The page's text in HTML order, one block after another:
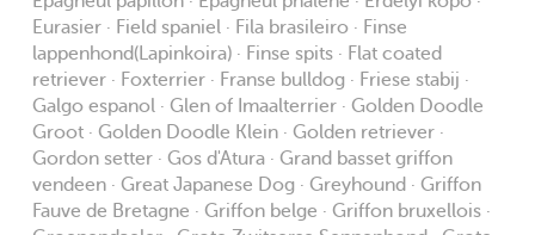
Eurasier · Field spaniel · Fila brasileiro · Finse
lappenhond(Lapinkoira) · Finse spits · Flat coated
retriever · Foxterrier · Franse bulldog · Friese stabij ·
Galgo espanol · Glen of Imaalterrier · Golden Doodle
Groot · Golden Doodle Klein · Golden retriever ·
Gordon setter · Gos d'Atura · Grand basset griffon
vendeen · Great Japanese Dog · Greyhound · Griffon
Fauve de Bretagne · Griffon belge · Griffon bruxellois ·